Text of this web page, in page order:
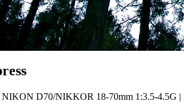
D70/NIKKOR 18-70mm 1:3.5-4.5G